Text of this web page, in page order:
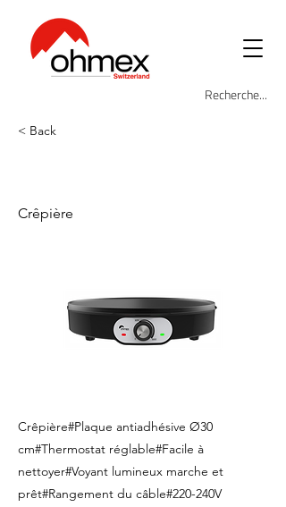
< Back
Crêpière
Crêpière#Plaque antiadhésive Ø30
cm#Thermostat réglable#Facile à
nettoyer#Voyant lumineux marche et
prêt#Rangement du câble#220-240V